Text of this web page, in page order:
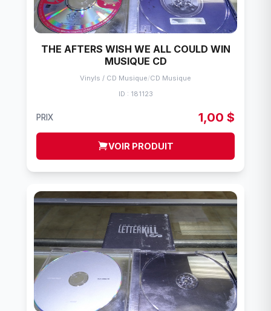
THE AFTERS WISH WE ALL COULD WIN
MUSIQUE CD
Vinyls / CD Musique/CD Musique
ID : 181123
PRIX 1,00 $
VOIR PRODUIT